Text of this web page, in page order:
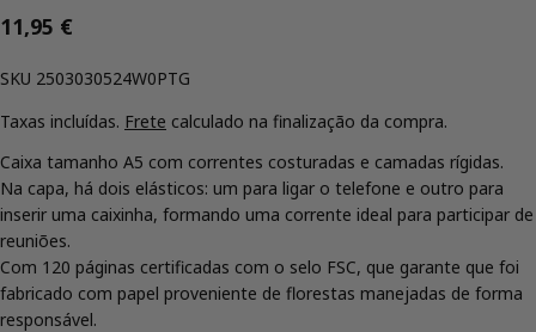
Preço
11,95 €
SKU SKU:
2503030524W0PTG
Taxas incluídas. Frete calculado na finalização da compra.
Caixa tamanho A5 com correntes costuradas e camadas rígidas.
Na capa, há dois elásticos: um para ligar o telefone e outro para
inserir uma caixinha, formando uma corrente ideal para participar de
reuniões.
Com 120 páginas certificadas com o selo FSC, que garante que foi
fabricado com papel proveniente de florestas manejadas de forma
responsável.
Compartilhe este produto
Compartilhar Cópia De